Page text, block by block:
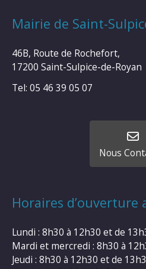
Mairie de Saint-
46B, Route de Rochefort,
17200 Saint-Sulpice-de-Royan
Tel: 05 46 39 05 07
Nous
Horaires d’ouverture
Lundi : 8h30 à 12h30 et de
Mardi et mercredi : 8h30 à
Jeudi : 8h30 à 12h30 et de